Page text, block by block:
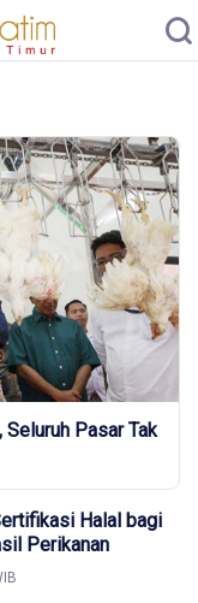
Seluruh Pasar Tak
Halal bagi
Perikanan